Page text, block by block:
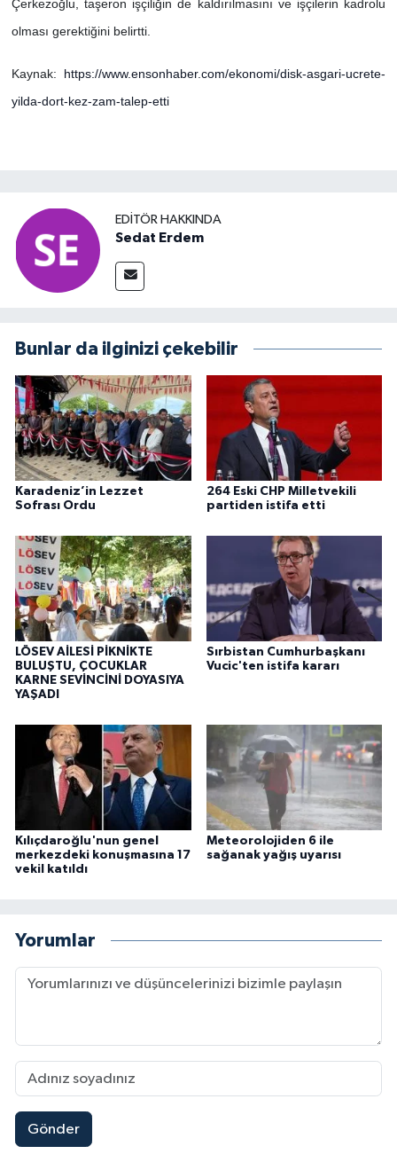
Çerkezoğlu, taşeron işçiliğin de kaldırılmasını ve işçilerin kadrolu
olması gerektiğini belirtti.
Kaynak: https://www.ensonhaber.com/ekonomi/disk-asgari-ucrete-
yilda-dort-kez-zam-talep-etti
EDITÖR HAKKINDA
Sedat Erdem
Bunlar da ilginizi çekebilir
Karadeniz’in Lezzet
Sofrası Ordu
264 Eski CHP Milletvekili
partiden istifa etti
LÖSEV AİLESİ PİKNİKTE
BULUŞTU, ÇOCUKLAR
KARNE SEVİNCİNİ DOYASIYA
YAŞADI
Sırbistan Cumhurbaşkanı
Vucic'ten istifa kararı
Kılıçdaroğlu'nun genel
merkezdeki konuşmasına 17
vekil katıldı
Meteorolojiden 6 ile
sağanak yağış uyarısı
Yorumlar
Gönder